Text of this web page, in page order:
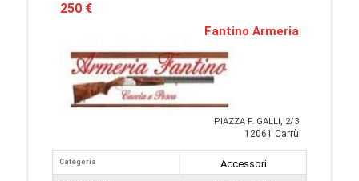
250 €
Fantino Armeria
PIAZZA F. GALLI, 2/3
12061 Carrù
Categoria
Accessori